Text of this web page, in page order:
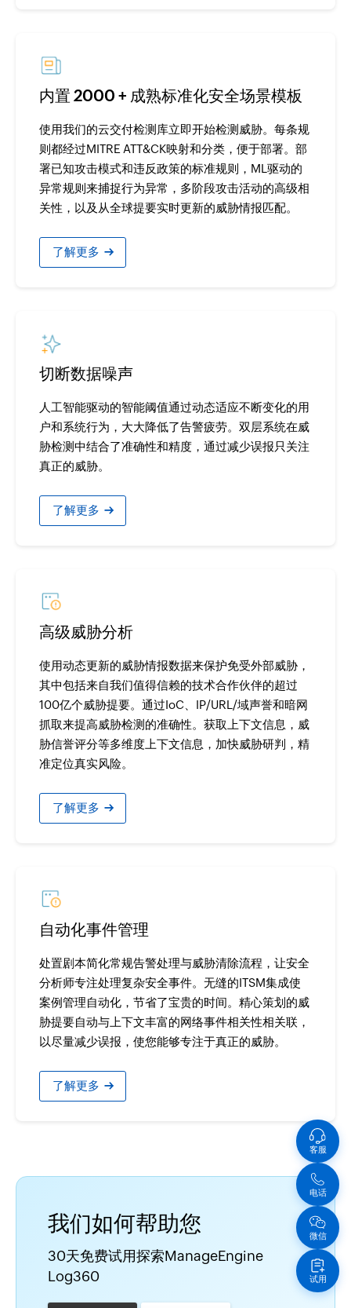
内置 2000 + 成熟标准化安全场景模板
使用我们的云交付检测库立即开始检测威胁。每条规
则都经过MITRE ATT&CK映射和分类，便于部署。部
署已知攻击模式和违反政策的标准规则，ML驱动的
异常规则来捕捉行为异常，多阶段攻击活动的高级相
关性，以及从全球提要实时更新的威胁情报匹配。
了解更多 ›
切断数据噪声
人工智能驱动的智能阈值通过动态适应不断变化的用
户和系统行为，大大降低了告警疲劳。双层系统在威
胁检测中结合了准确性和精度，通过减少误报只关注
真正的威胁。
了解更多 ›
高级威胁分析
使用动态更新的威胁情报数据来保护免受外部威胁，
其中包括来自我们值得信赖的技术合作伙伴的超过
100亿个威胁提要。通过IoC、IP/URL/域声誉和暗网
抓取来提高威胁检测的准确性。获取上下文信息，威
胁信誉评分等多维度上下文信息，加快威胁研判，精
准定位真实风险。
了解更多 ›
自动化事件管理
处置剧本简化常规告警处理与威胁清除流程，让安全
分析师专注处理复杂安全事件。无缝的ITSM集成使
案例管理自动化，节省了宝贵的时间。精心策划的威
胁提要自动与上下文丰富的网络事件相关性相关联，
以尽量减少误报，使您能够专注于真正的威胁。
了解更多 ›
我们如何帮助您
30天免费试用探索ManageEngine
Log360
客服
电话
微信
试用